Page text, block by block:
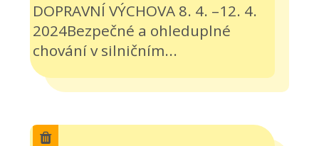
DOPRAVNÍ VÝCHOVA 8. 4. –12. 4.
2024Bezpečné a ohleduplné
chování v silničním...